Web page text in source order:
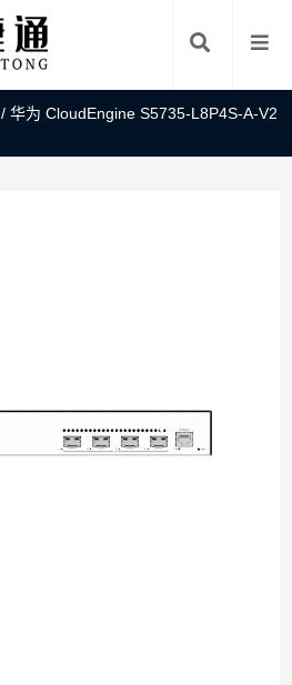
/华为 CloudEngine S5735-L8P4S-A-V2